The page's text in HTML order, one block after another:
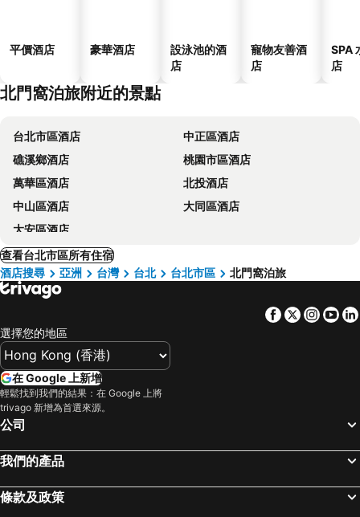
平價酒店 豪華酒店
設泳池的酒
店
寵物友善酒
店
SPA
店
北門窩泊旅附近的景點
台北市區酒店
中正區酒店
礁溪鄉酒店
桃園市區酒店
萬華區酒店
北投酒店
中山區酒店
大同區酒店
大安區酒店
查看台北市區所有住宿
酒店搜尋
亞洲 台灣 台北 台北市區 北門窩泊旅
Facebook
Twitter
選擇您的地區
在 Google 上新增
輕鬆找到我們的結果：在 Google 上將
trivago 新增為首選來源。
公司
我們的產品
條款及政策